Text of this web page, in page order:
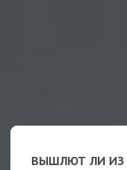
ВЫШЛЮТ ЛИ ИЗ